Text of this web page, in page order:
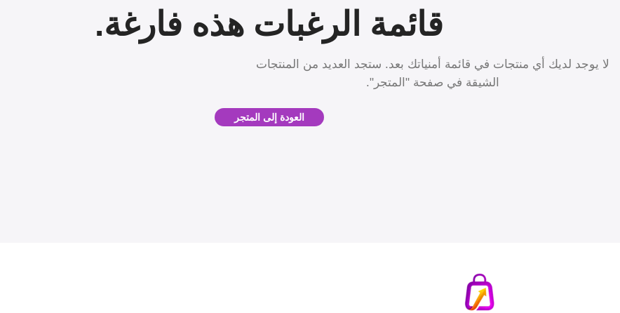
قائمة الرغبات هذه فارغة.
لا يوجد لديك أي منتجات في قائمة أمنياتك بعد. ستجد العديد من المنتجات
الشيقة في صفحة "المتجر".
العودة إلى المتجر